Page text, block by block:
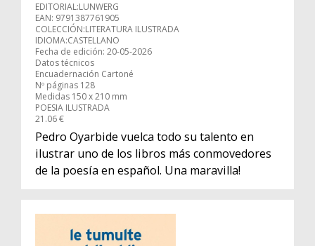
EDITORIAL:LUNWERG
EAN: 9791387761905
COLECCIÓN:LITERATURA ILUSTRADA
IDIOMA:CASTELLANO
Fecha de edición: 20-05-2026
Datos técnicos
Encuadernación Cartoné
Nº páginas 128
Medidas 150 x 210 mm
POESIA ILUSTRADA
21.06 €
Pedro Oyarbide vuelca todo su talento en
ilustrar uno de los libros más conmovedores
de la poesía en español. Una maravilla!